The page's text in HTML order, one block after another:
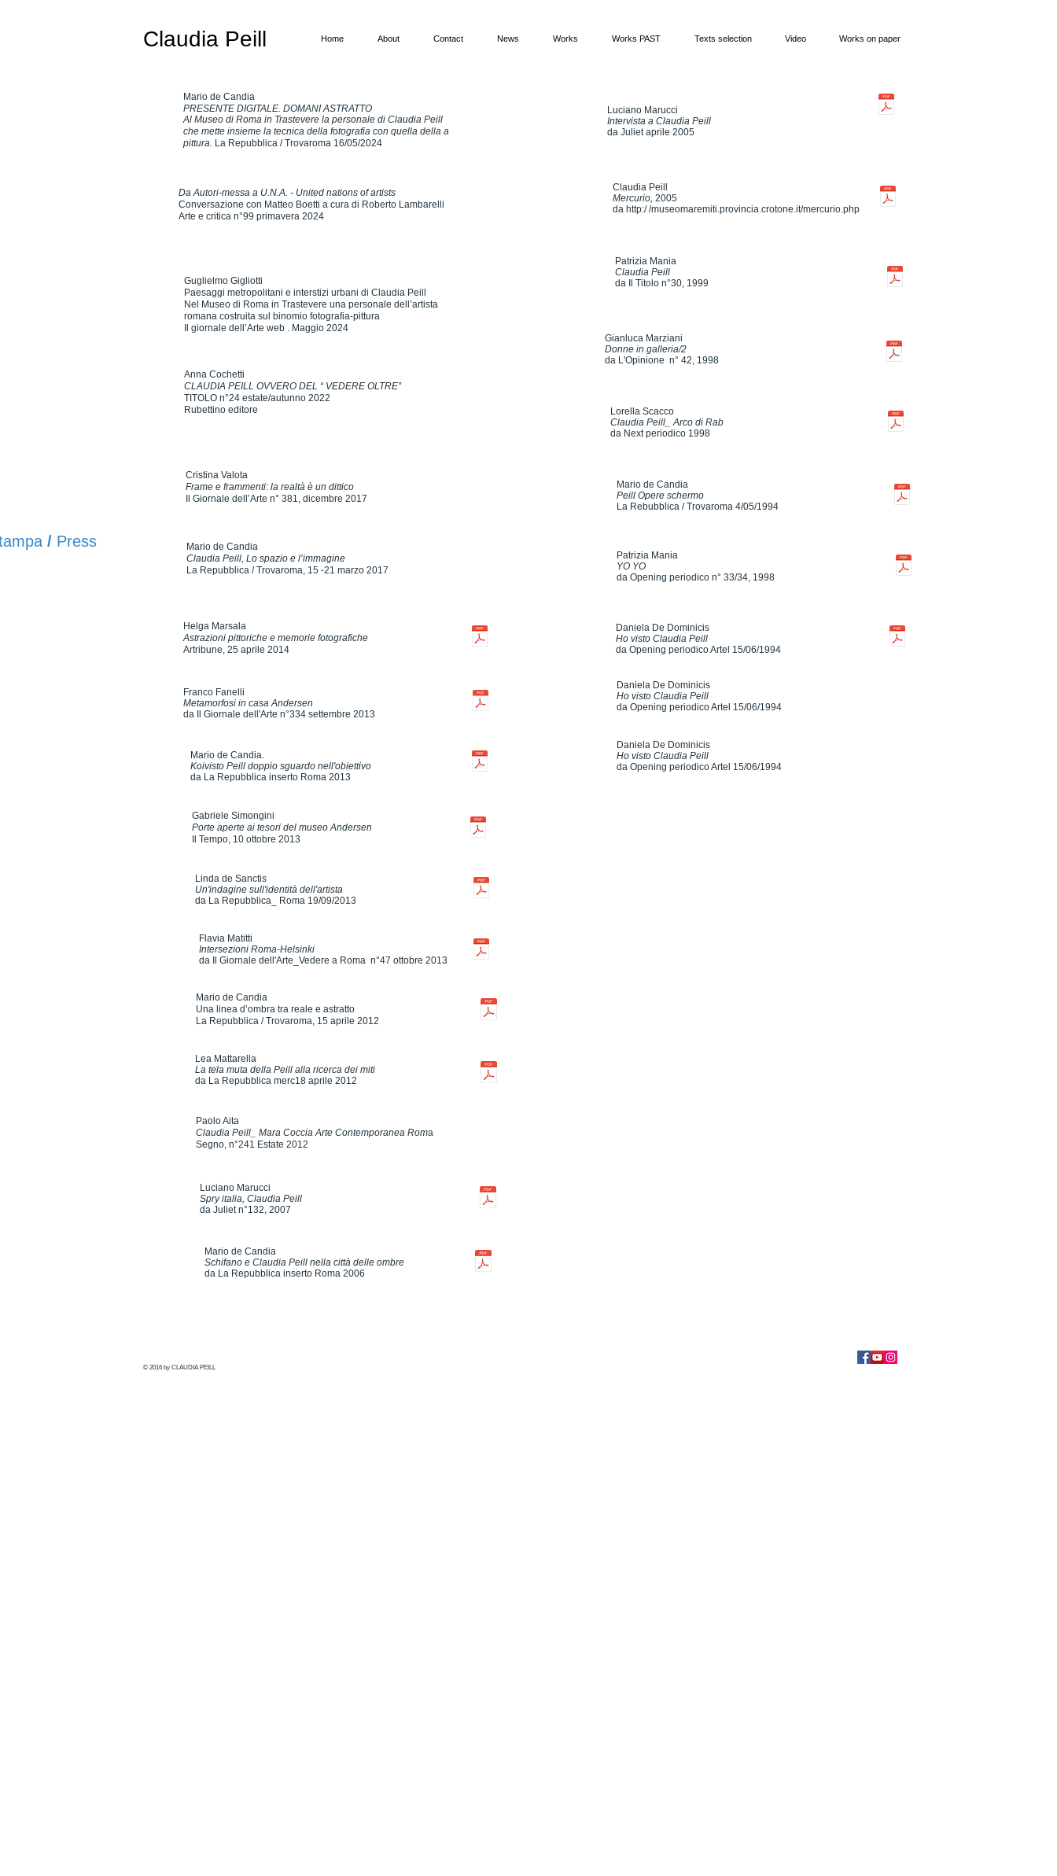
Claudia Peill Home About Contact News Works Works PAST Texts selection Video Works on paper
Mario de Candia
PRESENTE DIGITALE. DOMANI ASTRATTO
Al Museo di Roma in Trastevere la personale di Claudia Peill
che mette insieme la tecnica della fotografia con quella della a
pittura. La Repubblica / Trovaroma 16/05/2024
Da Autori-messa a U.N.A. - United nations of artists
Conversazione con Matteo Boetti a cura di Roberto Lambarelli
Arte e critica n°99 primavera 2024
Guglielmo Gigliotti
Paesaggi metropolitani e interstizi urbani di Claudia Peill
Nel Museo di Roma in Trastevere una personale dell’artista
romana costruita sul binomio fotografia-pittura
Il giornale dell’Arte web . Maggio 2024
Anna Cochetti
CLAUDIA PEILL OVVERO DEL “ VEDERE OLTRE”
TITOLO n°24 estate/autunno 2022
Rubettino editore
Cristina Valota
Frame e frammenti: la realtà è un dittico
Il Giornale dell’Arte n° 381, dicembre 2017
/ Press
Mario de Candia
Claudia Peill, Lo spazio e l’immagine
La Repubblica / Trovaroma, 15 -21 marzo 2017
Helga Marsala
Astrazioni pittoriche e memorie fotografiche
Artribune, 25 aprile 2014
Franco Fanelli
Metamorfosi in casa Andersen
da Il Giornale dell'Arte n°334 settembre 2013
Mario de Candia.
Koivisto Peill doppio sguardo nell'obiettivo
da La Repubblica inserto Roma 2013
Gabriele Simongini
Porte aperte ai tesori del museo Andersen
Il Tempo, 10 ottobre 2013
Luciano Marucci
Intervista a Claudia Peill
da Juliet aprile 2005
Claudia Peill
Mercurio, 2005
da http:/ /museomaremiti.provincia.crotone.it/mercurio.php
Patrizia Mania
Claudia Peill
da Il Titolo n°30, 1999
Gianluca Marziani
Donne in galleria/2
da L'Opinione n° 42, 1998
Lorella Scacco
Claudia Peill_ Arco di Rab
da Next periodico 1998
Mario de Candia
Peill Opere schermo
La Rebubblica / Trovaroma 4/05/1994
Patrizia Mania
YO YO
da Opening periodico n° 33/34, 1998
Daniela De Dominicis
Ho visto Claudia Peill
da Opening periodico Artel 15/06/1994
Daniela De Dominicis
Ho visto Claudia Peill
da Opening periodico Artel 15/06/1994
Daniela De Dominicis
Ho visto Claudia Peill
da Opening periodico Artel 15/06/1994
Linda de Sanctis
Un'indagine sull'identità dell'artista
da La Repubblica_ Roma 19/09/2013
Flavia Matitti
Intersezioni Roma-Helsinki
da Il Giornale dell'Arte_Vedere a Roma n°47 ottobre 2013
Mario de Candia
Una linea d’ombra tra reale e astratto
La Repubblica / Trovaroma, 15 aprile 2012
Lea Mattarella
La tela muta della Peill alla ricerca dei miti
da La Repubblica merc18 aprile 2012
Paolo Aita
Claudia Peill_ Mara Coccia Arte Contemporanea Roma
Segno, n°241 Estate 2012
Luciano Marucci
Spry italia, Claudia Peill
da Juliet n°132, 2007
Mario de Candia
Schifano e Claudia Peill nella città delle ombre
da La Repubblica inserto Roma 2006
© 2016 by CLAUDIA PEILL